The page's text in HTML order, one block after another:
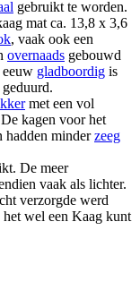
gebruikt te worden.
mat ca. 13,8 x 3,6
, vaak ook een
overnaads gebouwd
eeuw gladboordig is
met een vol
kagen voor het
hadden minderzeeg
De meer
vaak als lichter.
verzorgde werd
wel een Kaag kunt